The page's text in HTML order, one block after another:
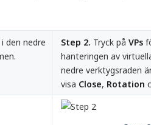
den nedre
Step 2. Tryck på VPs
hanteringen av
nedre verktygsraden
visa Close, Rotation